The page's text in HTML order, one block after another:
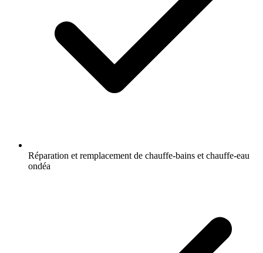
Réparation et remplacement de chauffe-bains et chauffe-eau
ondéa